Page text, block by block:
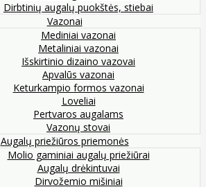
Dirbtinių augalų puokštės, stiebai
Vazonai
Mediniai vazonai
Metaliniai vazonai
Išskirtinio dizaino vazovai
Apvalūs vazonai
Keturkampio formos vazonai
Loveliai
Pertvaros augalams
Vazonų stovai
Augalų priežiūros priemonės
Molio gaminiai augalų priežiūrai
Augalų drėkintuvai
Dirvožemio mišiniai